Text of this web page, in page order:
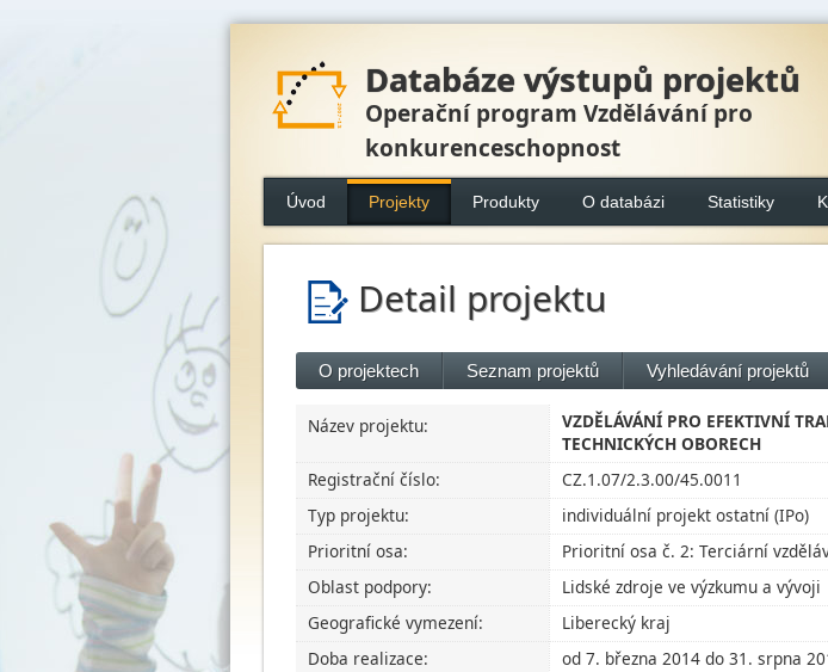
Databáze výstupů projektů
Operační program Vzdělávání pro
konkurenceschopnost
Úvod Projekty Produkty O databázi Statistiky
Detail projektu
O projektech Seznam projektů Vyhledávání projektů
Název projektu:
VZDĚLÁVÁNÍ PRO EFEKTIVNÍ
TECHNICKÝCH OBORECH
Registrační číslo:
CZ.1.07/2.3.00/45.0011
Typ projektu:
individuální projekt ostatní (IPo)
Prioritní osa:
Prioritní osa č. 2: Terciární
Oblast podpory:
Lidské zdroje ve výzkumu a vývoji
Geografické vymezení:
Liberecký kraj
Doba realizace:
od 7. března 2014 do 31. srpna